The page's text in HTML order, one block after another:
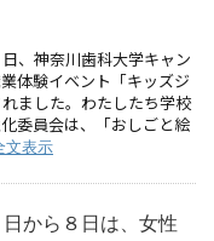
、神奈川歯科大学キャン
体験イベント「キッズジ
ました。わたしたち学校
委員会は、「おしごと絵
文表示
日から８日は、女性